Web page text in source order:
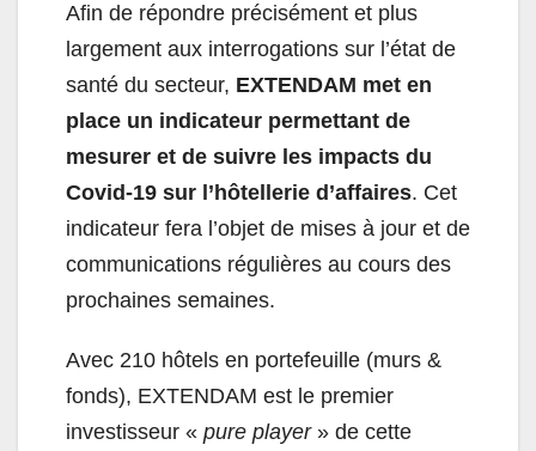
Afin de répondre précisément et plus
largement aux interrogations sur l’état de
santé du secteur, EXTENDAM met en
place un indicateur permettant de
mesurer et de suivre les impacts du
Covid-19 sur l’hôtellerie d’affaires. Cet
indicateur fera l’objet de mises à jour et de
communications régulières au cours des
prochaines semaines.
Avec 210 hôtels en portefeuille (murs &
fonds), EXTENDAM est le premier
investisseur « pure player» de cette